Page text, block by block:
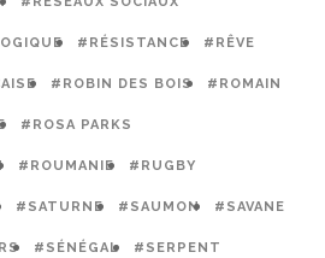
#RÉSISTANCE #RÊVE
#ROBIN DES BOIS #ROMAIN
#ROSA PARKS
#ROUMANIE #RUGBY
#SATURNE #SAUMON #SAVANE
#SÉNÉGAL #SERPENT